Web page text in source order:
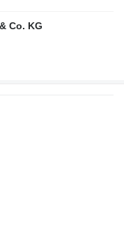
Co. KG